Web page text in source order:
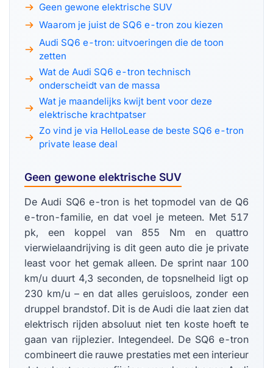
Geen gewone elektrische SUV
Waarom je juist de SQ6 e-tron zou kiezen
Audi SQ6 e-tron: uitvoeringen die de toon
zetten
Wat de Audi SQ6 e-tron technisch
onderscheidt van de massa
Wat je maandelijks kwijt bent voor deze
elektrische krachtpatser
Zo vind je via HelloLease de beste SQ6 e-tron
private lease deal
Geen gewone elektrische SUV
De Audi SQ6 e-tron is het topmodel van de Q6
e-tron-familie, en dat voel je meteen. Met 517
pk, een koppel van 855 Nm en quattro
vierwielaandrijving is dit geen auto die je private
least voor het gemak alleen. De sprint naar 100
km/u duurt 4,3 seconden, de topsnelheid ligt op
230 km/u – en dat alles geruisloos, zonder een
druppel brandstof. Dit is de Audi die laat zien dat
elektrisch rijden absoluut niet ten koste hoeft te
gaan van rijplezier. Integendeel. De SQ6 e-tron
combineert die rauwe prestaties met een interieur